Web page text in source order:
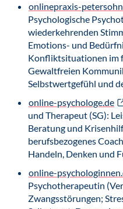
onlinepraxis-
Psychologische
wiederkehrenden
Emotions- und
Konfliktsituationen im
Gewaltfreien
Selbstwertgefühl und
online-psychologe.de
und Therapeut (SG):
Beratung und
berufsbezogenes
Handeln, Denken und
online-
Psychotherapeutin
Zwangsstörungen;